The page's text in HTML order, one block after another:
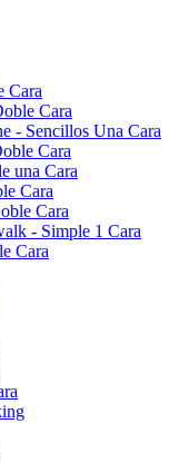
Cara
Cara
- Sencillos Una Cara
Cara
una Cara
Cara
Cara
- Simple 1 Cara
Cara